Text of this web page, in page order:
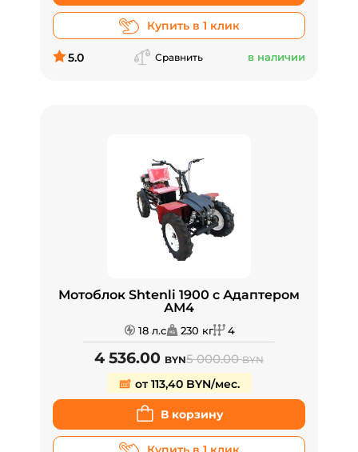
Купить в 1 клик
5.0 Сравнить в наличии
Мотоблок Shtenli 1900 с Адаптером
АМ4
18 л.с 230 кг 4
4 536.00 BYN5 000.00BYN
от 113,40 BYN/мес.
В корзину